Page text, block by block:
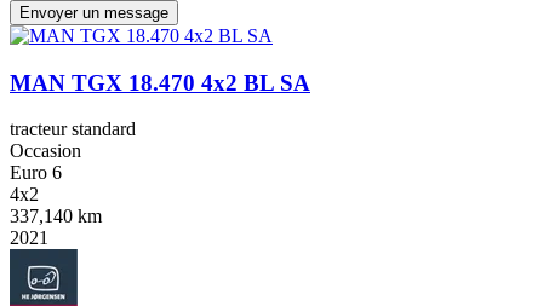
Envoyer un message
MAN TGX 18.470 4x2 BL SA
tracteur standard
Occasion
Euro 6
4x2
337,140 km
2021